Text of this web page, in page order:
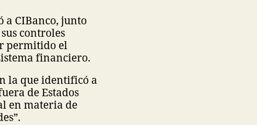
a CIBanco, junto
controles
permitido el
financiero.
la que identificó a
de Estados
en materia de